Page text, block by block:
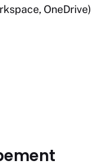
OneDrive)